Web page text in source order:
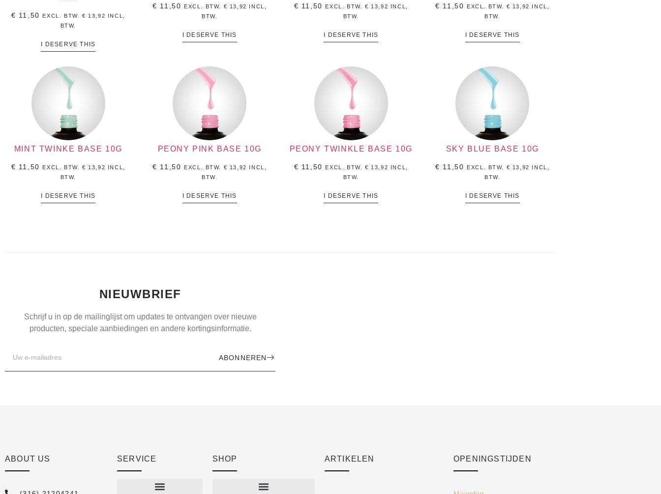
€ 11,50 EXCL. BTW.€ 13,92
INCL,
BTW.
I DESERVE THIS
€ 11,50 EXCL. BTW. € 13,92
INCL,
BTW.
I DESERVE THIS
€ 11,50 EXCL. BTW.€ 13,92
INCL,
BTW.
I DESERVE THIS
€ 11,50 EXCL. BTW. € 13,92
INCL,
BTW.
I DESERVE THIS
MINT TWINKE BASE 10G
€ 11,50 EXCL. BTW.€ 13,92 INCL,
BTW.
I DESERVE THIS
PEONY PINK BASE 10G
€ 11,50 EXCL. BTW. € 13,92 INCL,
BTW.
I DESERVE THIS
PEONY TWINKLE BASE 10G
€ 11,50 EXCL. BTW.€ 13,92 INCL,
BTW.
I DESERVE THIS
SKY BLUE BASE 10G
€ 11,50 EXCL. BTW. € 13,92 INCL,
BTW.
I DESERVE THIS
NIEUWBRIEF
Schrijf u in op de mailinglijst om updates te ontvangen over nieuwe
producten, speciale aanbiedingen en andere kortingsinformatie.
ABONNEREN
ABOUT US SERVICE SHOP ARTIKELEN OPENINGSTIJDEN